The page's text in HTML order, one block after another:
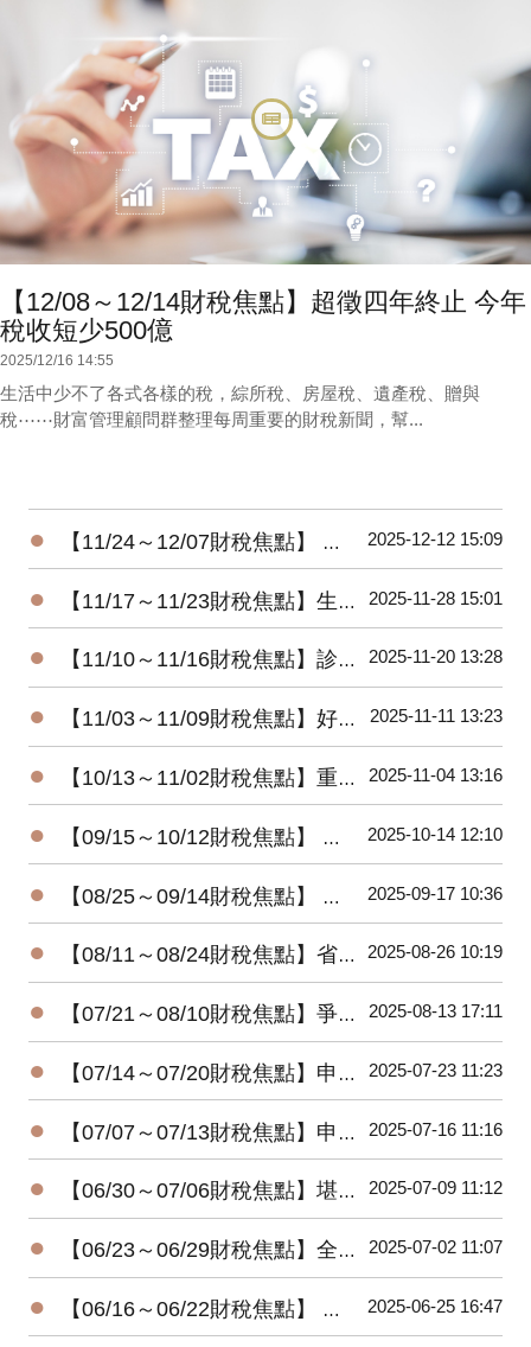
【12/08～12/14財稅焦點】超徵四年終止 今年
稅收短少500億
2025/12/16 14:55
生活中少不了各式各樣的稅，綜所稅、房屋稅、遺產稅、贈與
稅⋯⋯財富管理顧問群整理每周重要的財稅新聞，幫...
● 【11/24～12/07財稅焦點】 暖心減負擔-所得稅及貨物稅惠民措施 2025-12-12 15:09
● 【11/17～11/23財稅焦點】生前贈房 小心屋主變房客 2025-11-28 15:01
● 【11/10～11/16財稅焦點】診所自費漏報 將補稅加罰 2025-11-20 13:28
● 【11/03～11/09財稅焦點】好野人收入，股利占四成 2025-11-11 13:23
● 【10/13～11/02財稅焦點】重購退稅，注意五年限制 2025-11-04 13:16
● 【09/15～10/12財稅焦點】 想賺檢舉獎金 五情況無用 2025-10-14 12:10
● 【08/25～09/14財稅焦點】 發票中獎 想領獎有條件 2025-09-17 10:36
● 【08/11～08/24財稅焦點】省稅大放送!! 明年三種家庭型態免繳稅 2025-08-26 10:19
● 【07/21～08/10財稅焦點】爭錢爭權 三重地產王死後多年未入葬 2025-08-13 17:11
● 【07/14～07/20財稅焦點】申報遺產稅，別忘了股東往來 2025-07-23 11:23
● 【07/07～07/13財稅焦點】申請重購退稅遷戶籍需在兩年內完成 2025-07-16 11:16
● 【06/30～07/06財稅焦點】堪稱人生勝利組! 兩戶千萬大戶去年不用繳稅 2025-07-09 11:12
● 【06/23～06/29財稅焦點】全台高達992億祖產等待子孫繼承!! 2025-07-02 11:07
● 【06/16～06/22財稅焦點】 倒數12天! 全台已83.5％完成所得稅申報 2025-06-25 16:47